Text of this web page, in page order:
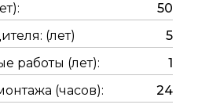
50
(лет)
5
работы (лет):
1
(часов):
24